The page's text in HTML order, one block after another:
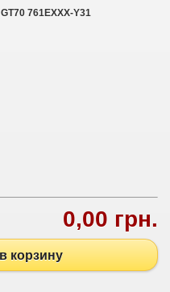
761EXXX-Y31
0,00 грн.
корзину